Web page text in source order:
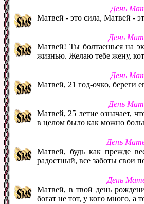
День
Матвей - это сила, Матвей -
День
Матвей! Ты болтаешься на
жизнью. Желаю тебе жену,
День
Матвей, 21 год-очко, береги
День
Матвей, 25 летие означает,
в целом было как можно
День
Матвей, будь как прежде
радостный, все заботы свои
День
Матвей, в твой день
богат не тот, у кого много, а